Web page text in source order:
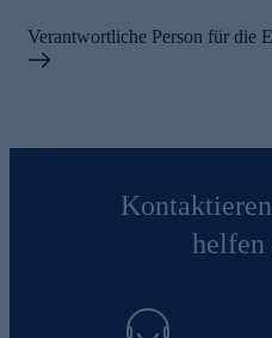
Verantwortliche Person für die
helfen